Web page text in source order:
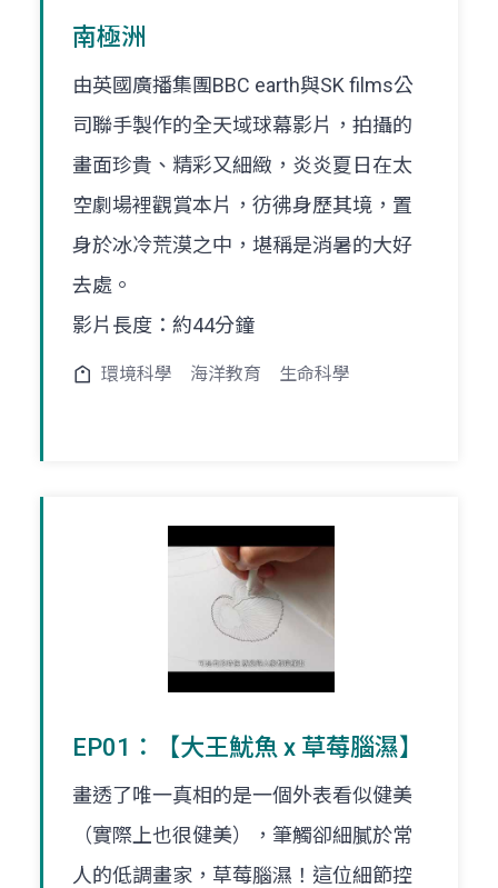
南極洲
由英國廣播集團BBC earth與SK films公
司聯手製作的全天域球幕影片，拍攝的
畫面珍貴、精彩又細緻，炎炎夏日在太
空劇場裡觀賞本片，彷彿身歷其境，置
身於冰冷荒漠之中，堪稱是消暑的大好
去處。
影片長度：約44分鐘
環境科學 海洋教育 生命科學
EP01：【大王魷魚 x 草莓腦濕】
畫透了唯一真相的是一個外表看似健美
（實際上也很健美），筆觸卻細膩於常
人的低調畫家，草莓腦濕！這位細節控